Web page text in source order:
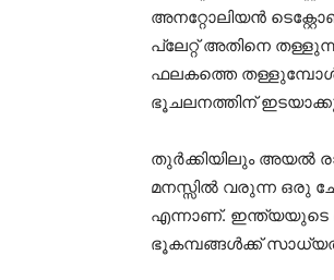
അനറ്റോലിയൻ
പ്ലേറ്റ് അതിനെ
ഫലകത്തെ
ഭൂചലനത്തിന്
തുർക്കിയിലും അയൽ
മനസ്സിൽ വരുന്ന ഒരു
എന്നാണ്. ഇന്ത്യയുടെ
ഭൂകമ്പങ്ങൾക്ക്